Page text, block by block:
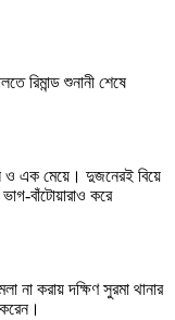
রিমান্ড শুনানী শেষে
ও এক মেয়ে। দুজনেরই বিয়ে
বাঁটোয়ারাও করে
না করায় দক্ষিণ সুরমা থানার